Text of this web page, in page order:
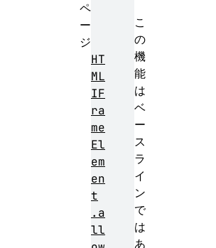
こ
の
機
能
は
ベ
ー
ス
ラ
イ
ン
で
は
あ
ペ
ー
ジ
HT
ML
IF
ra
me
El
em
en
t
.a
ll